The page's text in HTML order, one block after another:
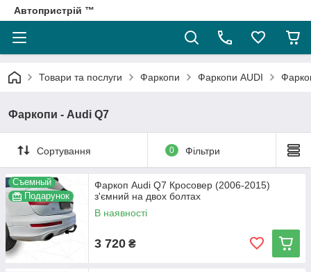
Автопристрій ™
Товари та послуги Фаркопи Фаркопи AUDI
Фаркопи - Audi Q7
Сортування 0 Фільтри
Съемный
Подарунок
Фаркоп Audi Q7 Кросовер (2006-2015)
з'ємний на двох болтах
В наявності
3 720 ₴